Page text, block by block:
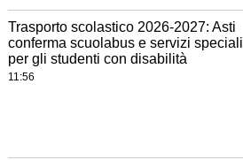
Trasporto scolastico 2026-2027: Asti
conferma scuolabus e servizi speciali
per gli studenti con disabilità
11:56